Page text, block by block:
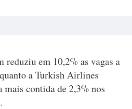
reduziu em 10,2% as vagas a
a Turkish Airlines
mais contida de 2,3% nos